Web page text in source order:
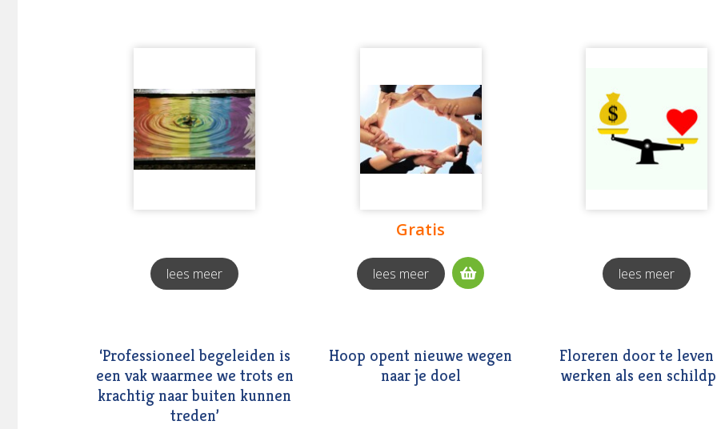
lees meer
Gratis
lees meer lees meer
‘Professioneel begeleiden is
een vak waarmee we trots en
krachtig naar buiten kunnen
treden’
Hoop opent nieuwe wegen
naar je doel
Floreren door te leven
werken als een